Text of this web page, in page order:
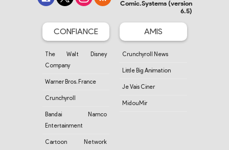
Comic.Systems (version
6.5)
CONFIANCE
The Walt Disney
Company
Warner Bros. France
Crunchyroll
Bandai Namco
Entertainment
Cartoon Network
AMIS
Crunchyroll News
Little Big Animation
Je Vais Ciner
MidouMir